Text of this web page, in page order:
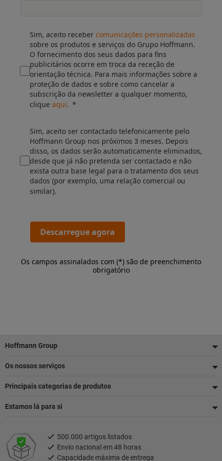
Sim, aceito receber comunicações personalizadas
sobre os produtos e serviços do Grupo Hoffmann.
O fornecimento dos seus dados para fins
publicitários ocorre em troca da receção de
orientação técnica. Para mais informações sobre a
proteção de dados e sobre como cancelar a
subscrição da newsletter a qualquer momento,
clique aqui.
Sim, aceito ser contactado telefonicamente pelo
Hoffmann Group nos próximos 3 meses. Depois
disso, os dados serão automaticamente eliminados,
desde que já não pretenda ser contactado e não
exista outra base legal para o tratamento dos seus
dados (por exemplo, uma relação comercial ou
similar).
Descarregue agora
Os campos assinalados com (*) são de preenchimento
obrigatório
Rodapé
Hoffmann Group
Os nossos serviços
Principais categorias de produtos
Estamos lá para si
500.000 artigos listados
Envio nacional em 48 horas
Capacidade máxima de entrega